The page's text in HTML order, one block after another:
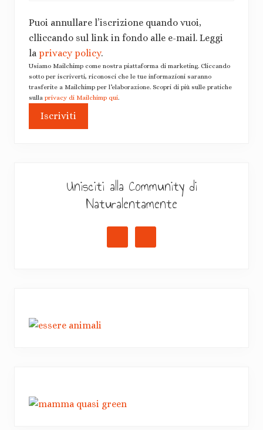
Puoi annullare l’iscrizione quando vuoi,
clliccando sul link in fondo alle e-mail. Leggi
la privacy policy.
Usiamo Mailchimp come nostra piattaforma di marketing. Cliccando
sotto per iscriverti, riconosci che le tue informazioni saranno
trasferite a Mailchimp per l’elaborazione. Scopri di più sulle pratiche
sulla privacy di Mailchimp qui.
Unisciti alla Community di
Naturalentamente